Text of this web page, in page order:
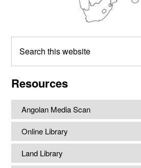
this
Resources
Angolan Media Scan
Online Library
Land Library